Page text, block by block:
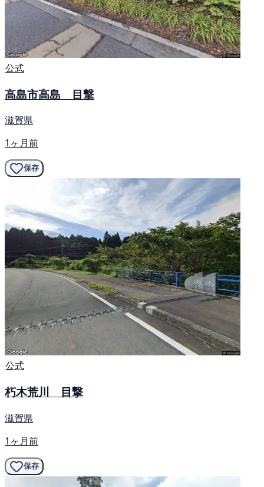
公式
高島市高島 目撃
滋賀県
1ヶ月前
保存
公式
朽木荒川 目撃
滋賀県
1ヶ月前
保存